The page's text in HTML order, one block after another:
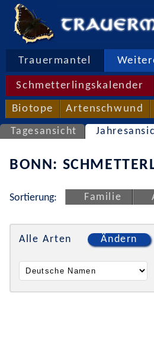
Trauermantel
Schmetterlingskalender
Biotope Artenschwund
Tagesansicht
BONN:
Sortierung: Familie
Alle Arten Ändern